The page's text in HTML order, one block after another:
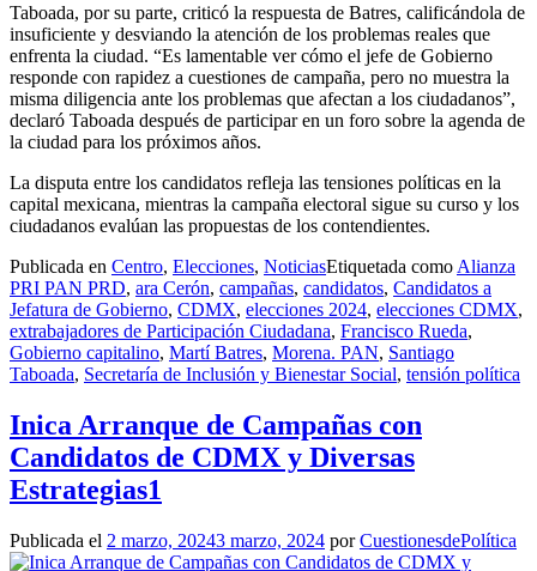
Taboada, por su parte, criticó la respuesta de Batres, calificándola de
insuficiente y desviando la atención de los problemas reales que
enfrenta la ciudad. “Es lamentable ver cómo el jefe de Gobierno
responde con rapidez a cuestiones de campaña, pero no muestra la
misma diligencia ante los problemas que afectan a los ciudadanos”,
declaró Taboada después de participar en un foro sobre la agenda de
la ciudad para los próximos años.
La disputa entre los candidatos refleja las tensiones políticas en la
capital mexicana, mientras la campaña electoral sigue su curso y los
ciudadanos evalúan las propuestas de los contendientes.
Publicada en Centro, Elecciones, NoticiasEtiquetada como Alianza
PRI PAN PRD, ara Cerón, campañas, candidatos, Candidatos a
Jefatura de Gobierno, CDMX, elecciones 2024, elecciones CDMX,
extrabajadores de Participación Ciudadana, Francisco Rueda,
Gobierno capitalino, Martí Batres, Morena. PAN, Santiago
Taboada, Secretaría de Inclusión y Bienestar Social, tensión política
Inica Arranque de Campañas con
Candidatos de CDMX y Diversas
Estrategias1
Publicada el 2 marzo, 20243 marzo, 2024 porCuestionesdePolítica